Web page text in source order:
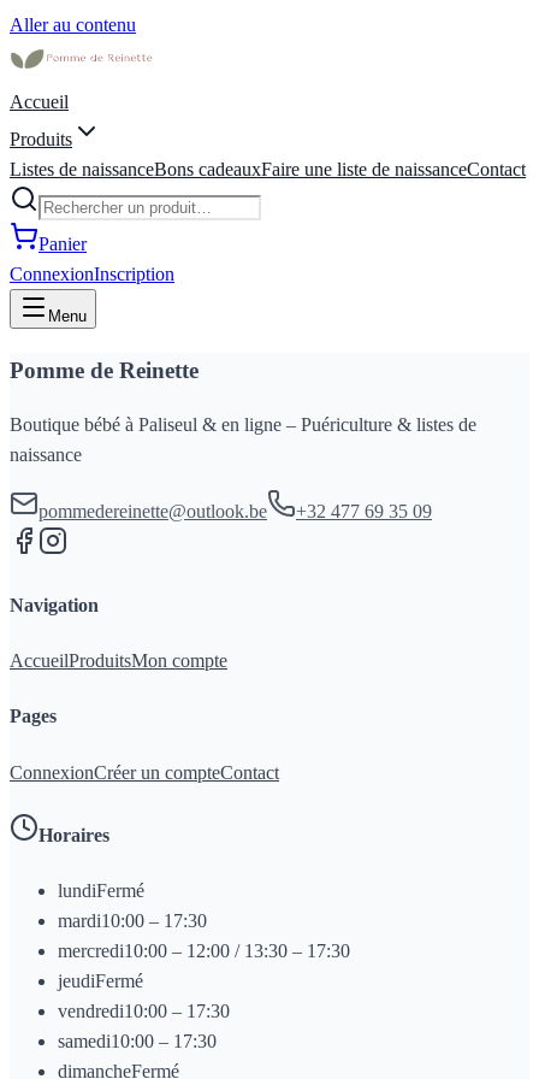
Aller au contenu
Accueil
Produits
Listes de naissanceBons cadeauxFaire une liste de naissanceContact
Panier
ConnexionInscription
Menu
Pomme de Reinette
Boutique bébé à Paliseul & en ligne – Puériculture & listes de
naissance
pommedereinette@outlook.be +32 477 69 35 09
Navigation
AccueilProduitsMon compte
Pages
ConnexionCréer un compteContact
Horaires
lundiFermé
mardi10:00 – 17:30
mercredi10:00 – 12:00 / 13:30 – 17:30
jeudiFermé
vendredi10:00 – 17:30
samedi10:00 – 17:30
dimancheFermé